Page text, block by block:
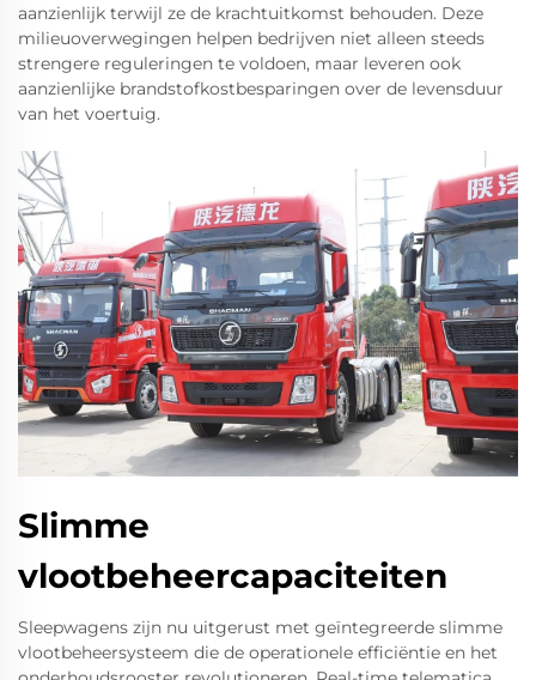
aanzienlijk terwijl ze de krachtuitkomst behouden. Deze
milieuoverwegingen helpen bedrijven niet alleen steeds
strengere reguleringen te voldoen, maar leveren ook
aanzienlijke brandstofkostbesparingen over de levensduur
van het voertuig.
Slimme
vlootbeheercapaciteiten
Sleepwagens zijn nu uitgerust met geïntegreerde slimme
vlootbeheersysteem die de operationele efficiëntie en het